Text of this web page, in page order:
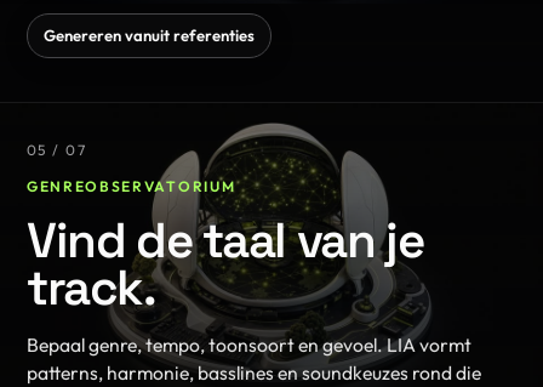
Genereren vanuit referenties
05 / 07
GENREOBSERVATORIUM
Vind de taal van je
track.
Bepaal genre, tempo, toonsoort en gevoel. LIA vormt
patterns, harmonie, basslines en soundkeuzes rond die